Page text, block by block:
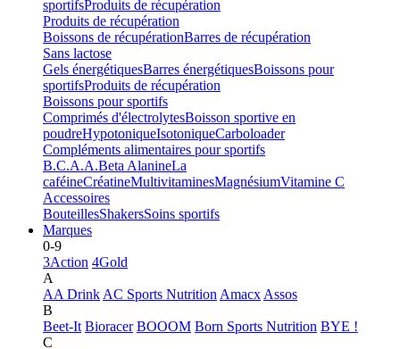
sportifsProduits de récupération
Produits de récupération
Boissons de récupérationBarres de récupération
Sans lactose
Gels énergétiquesBarres énergétiquesBoissons pour
sportifsProduits de récupération
Boissons pour sportifs
Comprimés d'électrolytesBoisson sportive en
poudreHypotoniqueIsotoniqueCarboloader
Compléments alimentaires pour sportifs
B.C.A.A.Beta AlanineLa
caféineCréatineMultivitaminesMagnésiumVitamine C
Accessoires
BouteillesShakersSoins sportifs
Marques
0-9
3Action 4Gold
A
AA Drink AC Sports Nutrition Amacx Assos
B
Beet-It Bioracer BOOOM Born Sports Nutrition BYE !
C